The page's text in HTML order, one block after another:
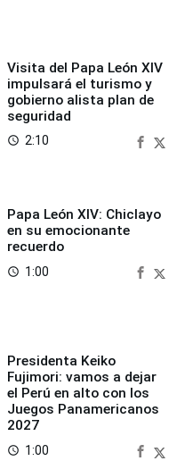
Visita del Papa León XIV
impulsará el turismo y
gobierno alista plan de
seguridad
access_time 2:10
Papa León XIV: Chiclayo
en su emocionante
recuerdo
access_time 1:00
Presidenta Keiko
Fujimori: vamos a dejar
el Perú en alto con los
Juegos Panamericanos
2027
access_time 1:00